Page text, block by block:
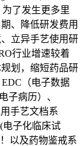
了发生更多里
、降低研发费用
立异手艺使用研
行业增速较着
划，缩短药品研
（电子数据
子病历）、
手艺文档系
电子化临床试
以及药物鉴戒系